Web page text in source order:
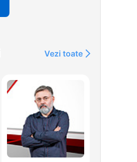
Vezi toate